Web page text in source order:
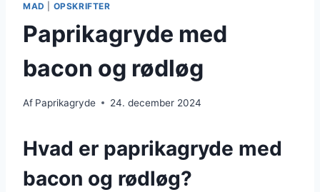
MAD OPSKRIFTER
Paprikagryde med
bacon og rødløg
Af Paprikagryde 24. december 2024
Hvad er paprikagryde med
bacon og rødløg?